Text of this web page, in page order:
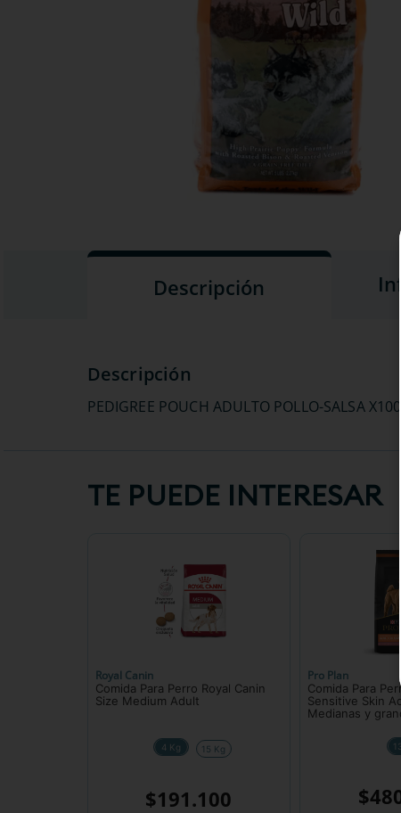
Descripción
PEDIGREE POUCH ADULTO POLLO-SALSA
TE PUEDE INTERESAR
Royal Canin
Comida Para Perro Royal Canin
Size Medium Adult
4 Kg 15 Kg
$191.100
Pro Plan
Comida Para
Sensitive Skin
Medianas y
$